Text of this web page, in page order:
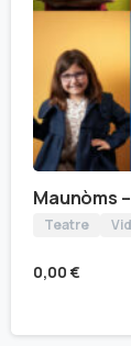
Maunòms
Teatre
0,00 €